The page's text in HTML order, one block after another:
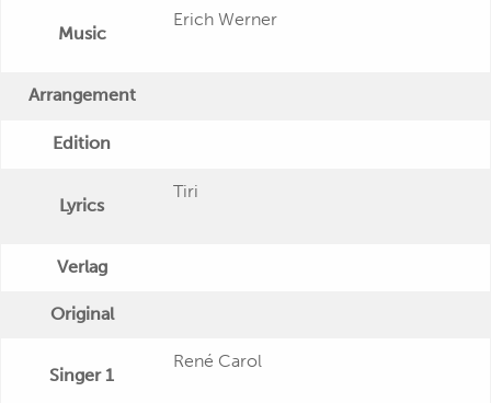
Music
Erich Werner
Arrangement
Edition
Lyrics
Tiri
Verlag
Original
Singer 1
René Carol